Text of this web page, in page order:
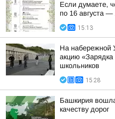
Если думаете,
по 16 августа
15:13
На набережной
акцию
школьников
15:28
Башкирия
качеству дорог